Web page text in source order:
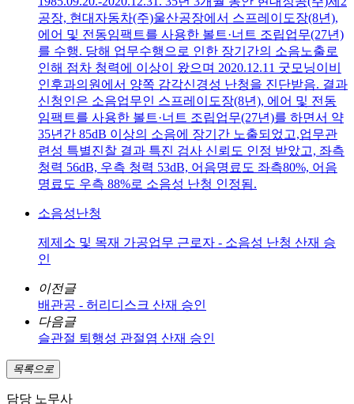
공장, 현대자동차(주)울산공장에서 스프레이도장(8년),
에어 및 전동임팩트를 사용한 볼트·너트 조립업무(27년)
를 수행. 당해 업무수행으로 인한 장기간의 소음노출로
인해 점차 청력에 이상이 왔으며 2020.12.11 굿모닝이비
인후과의원에서 양쪽 감각신경성 난청을 진단받음. 결과
신청인은 소음업무인 스프레이도장(8년), 에어 및 전동
임팩트를 사용한 볼트·너트 조립업무(27년)를 하면서 약
35년간 85dB 이상의 소음에 장기간 노출되었고,업무관
련성 특별진찰 결과 특진 검사 신뢰도 인정 받았고, 좌측
청력 56dB, 우측 청력 53dB, 어음명료도 좌측80%, 어음
명료도 우측 88%로 소음성 난청 인정됨.
소음성난청
제제소 및 목재 가공업무 근로자 - 소음성 난청 산재 승
인
이전글
배관공 - 허리디스크 산재 승인
다음글
슬관절 퇴행성 관절염 산재 승인
목록으로
담당 노무사